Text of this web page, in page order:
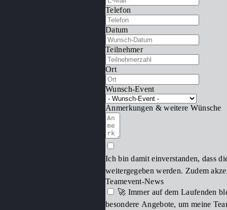
Telefon
Datum
Teilnehmer
Ort
Wunsch-Event
Anmerkungen & weitere Wünsche
Ich bin damit einverstanden, dass
weitergegeben werden. Zudem
Teamevent-News
🚀 Immer auf dem Laufenden
besondere Angebote, um meine